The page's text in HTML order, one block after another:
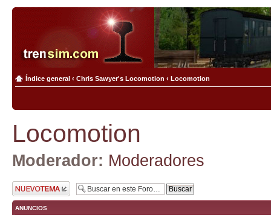
Índice general ‹ Chris Sawyer's Locomotion ‹ Locomotion
Locomotion
Moderador: Moderadores
Publicar un nuevo
tema
ANUNCIOS